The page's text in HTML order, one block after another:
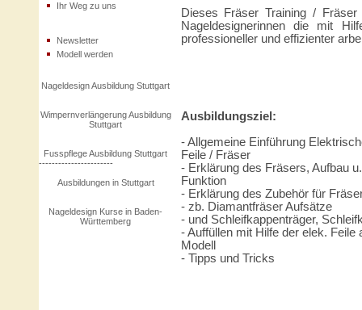
Ihr Weg zu uns
Newsletter
Modell werden
Nageldesign Ausbildung Stuttgart
Wimpernverlängerung Ausbildung
Stuttgart
Fusspflege Ausbildung Stuttgart
-----------------------
Ausbildungen in Stuttgart
Nageldesign Kurse in Baden-
Württemberg
Dieses Fräser Training /
Nageldesignerinnen die mit
professioneller und effizienter
Ausbildungsziel:
- Allgemeine Einführung
Feile / Fräser
- Erklärung des Fräsers, Aufbau u.
Funktion
- Erklärung des Zubehör für
- zb. Diamantfräser Aufsätze
- und Schleifkappenträger,
- Auffüllen mit Hilfe der elek. Feile
Modell
- Tipps und Tricks